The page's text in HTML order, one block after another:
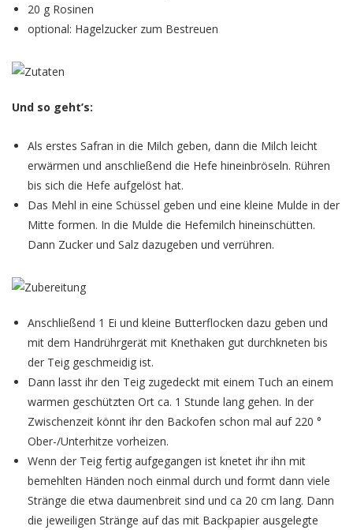
20 g Rosinen
optional: Hagelzucker zum Bestreuen
Und so geht’s:
Als erstes Safran in die Milch geben, dann die Milch leicht
erwärmen und anschließend die Hefe hineinbröseln. Rühren
bis sich die Hefe aufgelöst hat.
Das Mehl in eine Schüssel geben und eine kleine Mulde in der
Mitte formen. In die Mulde die Hefemilch hineinschütten.
Dann Zucker und Salz dazugeben und verrühren.
Anschließend 1 Ei und kleine Butterflocken dazu geben und
mit dem Handrührgerät mit Knethaken gut durchkneten bis
der Teig geschmeidig ist.
Dann lasst ihr den Teig zugedeckt mit einem Tuch an einem
warmen geschützten Ort ca. 1 Stunde lang gehen. In der
Zwischenzeit könnt ihr den Backofen schon mal auf 220 °
Ober-/Unterhitze vorheizen.
Wenn der Teig fertig aufgegangen ist knetet ihr ihn mit
bemehlten Händen noch einmal durch und formt dann viele
Stränge die etwa daumenbreit sind und ca 20 cm lang. Dann
die jeweiligen Stränge auf das mit Backpapier ausgelegte